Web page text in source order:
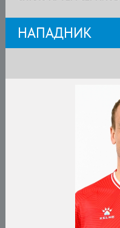
НАПАДНИК